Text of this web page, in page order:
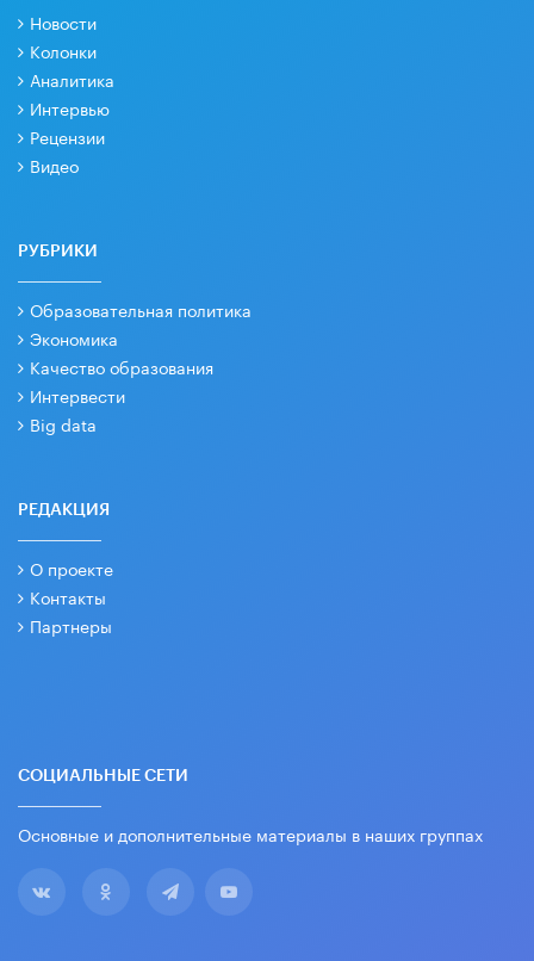
Новости
Колонки
Аналитика
Интервью
Рецензии
Видео
РУБРИКИ
Образовательная политика
Экономика
Качество образования
Интервести
Big data
РЕДАКЦИЯ
О проекте
Контакты
Партнеры
СОЦИАЛЬНЫЕ СЕТИ
Основные и дополнительные материалы в наших группах